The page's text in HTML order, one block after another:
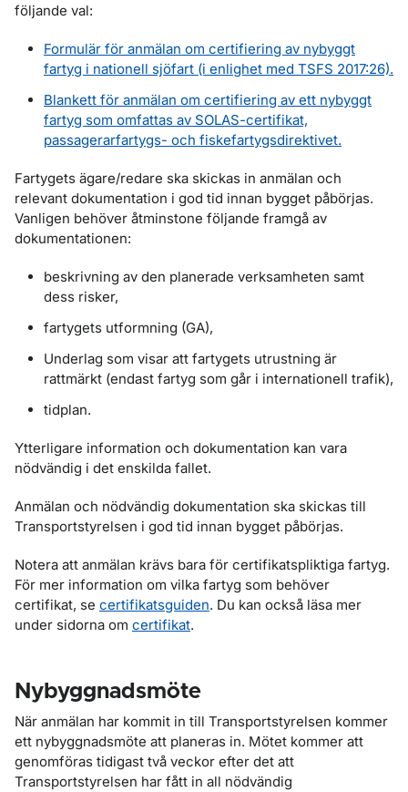
följande val:
Formulär för anmälan om certifiering av nybyggt
fartyg i nationell sjöfart (i enlighet med TSFS 2017:26).
Blankett för anmälan om certifiering av ett nybyggt
fartyg som omfattas av SOLAS-certifikat,
passagerarfartygs- och fiskefartygsdirektivet.
Fartygets ägare/redare ska skickas in anmälan och
relevant dokumentation i god tid innan bygget påbörjas.
Vanligen behöver åtminstone följande framgå av
dokumentationen:
beskrivning av den planerade verksamheten samt
dess risker,
fartygets utformning (GA),
Underlag som visar att fartygets utrustning är
rattmärkt (endast fartyg som går i internationell trafik),
tidplan.
Ytterligare information och dokumentation kan vara
nödvändig i det enskilda fallet.
Anmälan och nödvändig dokumentation ska skickas till
Transportstyrelsen i god tid innan bygget påbörjas.
Notera att anmälan krävs bara för certifikatspliktiga fartyg.
För mer information om vilka fartyg som behöver
certifikat, se certifikatsguiden. Du kan också läsa mer
under sidorna om certifikat.
Nybyggnadsmöte
När anmälan har kommit in till Transportstyrelsen kommer
ett nybyggnadsmöte att planeras in. Mötet kommer att
genomföras tidigast två veckor efter det att
Transportstyrelsen har fått in all nödvändig